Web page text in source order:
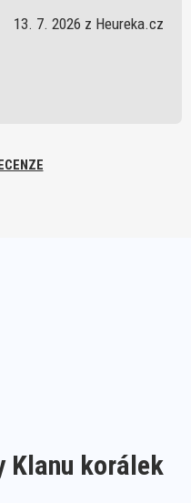
13. 7. 2026 z Heureka.cz
Klanu korálek